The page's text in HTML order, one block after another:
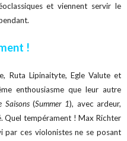
et viennent servir le
!
Ruta Lipinaityte, Egle Valute et
enthousiasme que leur autre
Saisons(Summer 1), avec ardeur,
Quel tempérament ! Max Richter
par ces violonistes ne se posant